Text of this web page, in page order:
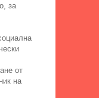
за
от
на